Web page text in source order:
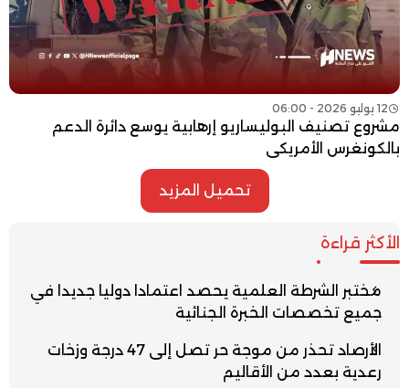
12 يوليو 2026 - 06:00
مشروع تصنيف البوليساريو إرهابية يوسع دائرة الدعم
بالكونغرس الأمريكي
تحميل المزيد
الأكثر قراءة
مختبر الشرطة العلمية يحصد اعتمادا دوليا جديدا في
جميع تخصصات الخبرة الجنائية
الأرصاد تحذر من موجة حر تصل إلى 47 درجة وزخات
رعدية بعدد من الأقاليم